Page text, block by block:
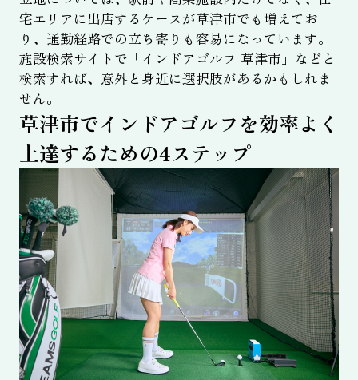
宅エリアに出店するケースが草津市でも増えてお
り、通勤経路での立ち寄りも容易になっています。
施設検索サイトで「インドアゴルフ 草津市」などと
検索すれば、意外と身近に選択肢があるかもしれま
せん。
草津市でインドアゴルフを効率よく
上達するための4ステップ